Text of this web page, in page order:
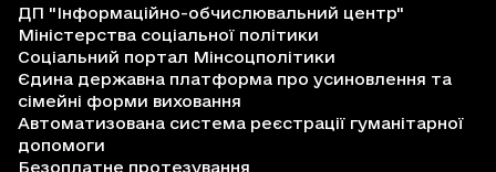
ДП "Інформаційно-обчислювальний центр"
Міністерства соціальної політики
Соціальний портал Мінсоцполітики
Єдина державна платформа про усиновлення та
сімейні форми виховання
Автоматизована система реєстрації гуманітарної
допомоги
Безоплатне протезування